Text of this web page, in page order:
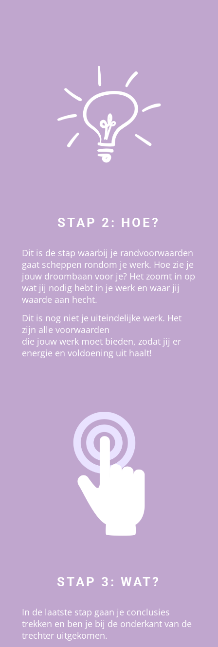
STAP 2: HOE?
Dit is de stap waarbij je randvoorwaarden
gaat scheppen rondom je werk. Hoe zie je
jouw droombaan voor je? Het zoomt in op
wat jij nodig hebt in je werk en waar jij
waarde aan hecht.
Dit is nog niet je uiteindelijke werk. Het
zijn alle voorwaarden
die jouw werk moet bieden, zodat jij er
energie en voldoening uit haalt!
STAP 3: WAT?
In de laatste stap gaan je conclusies
trekken en ben je bij de onderkant van de
trechter uitgekomen.